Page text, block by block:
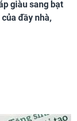
giàu sang bạt
của đầy nhà,